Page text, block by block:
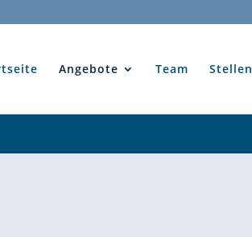
Angebote Team Stellen